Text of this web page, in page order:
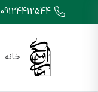
09124412544
خانه